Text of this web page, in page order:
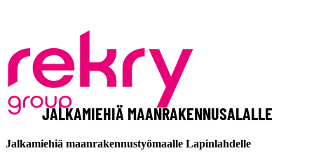
JALKAMIEHIÄ MAANRAKENNUSALALLE
Jalkamiehiä maanrakennustyömaalle Lapinlahdelle